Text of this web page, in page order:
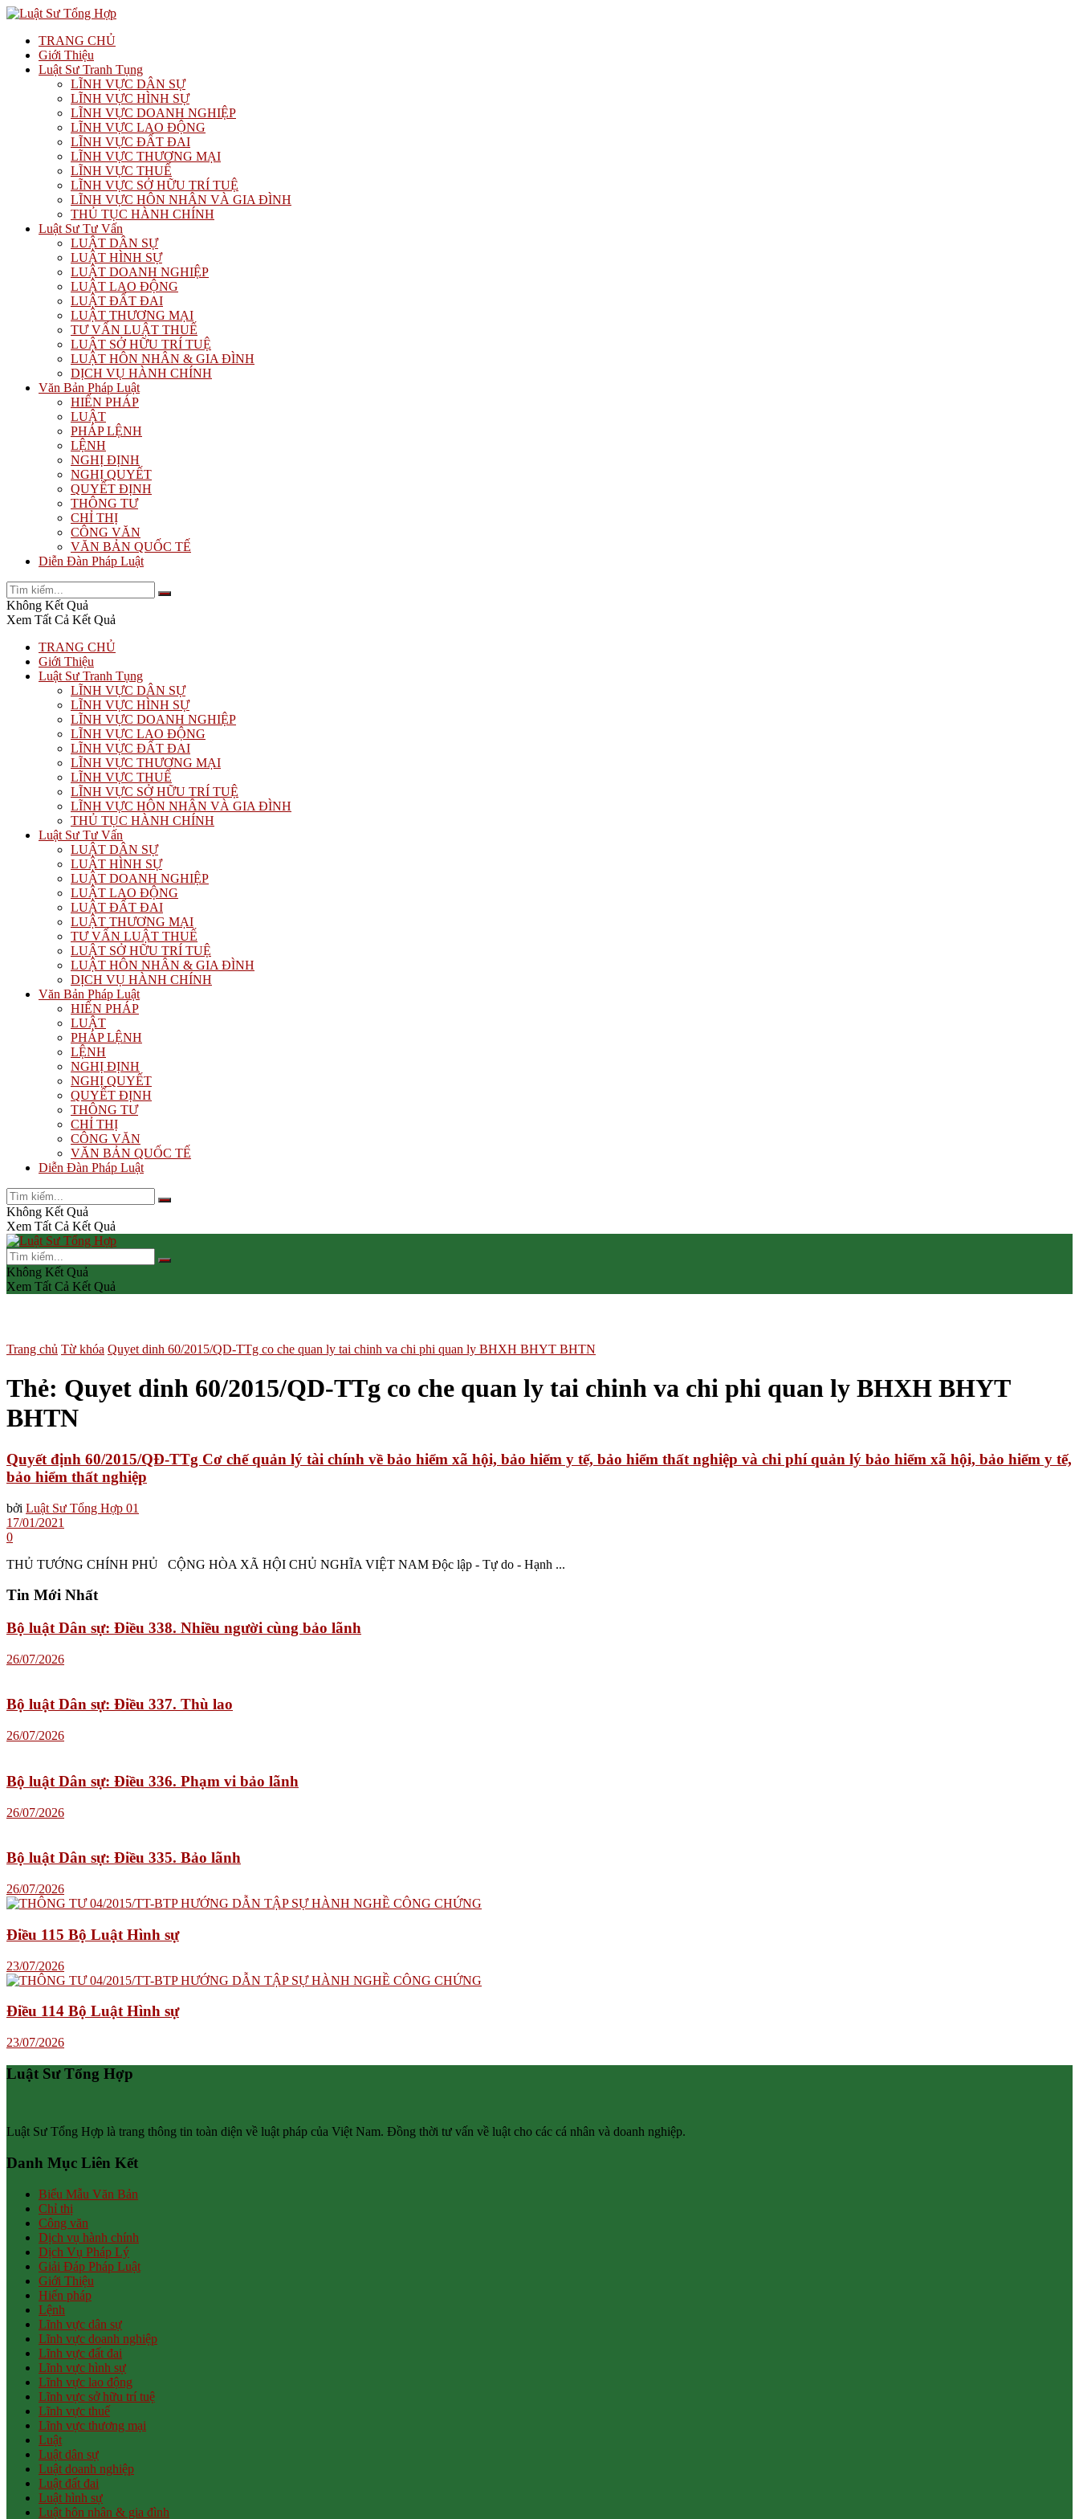
TRANG CHỦ
Giới Thiệu
Luật Sư Tranh Tụng
LĨNH VỰC DÂN SỰ
LĨNH VỰC HÌNH SỰ
LĨNH VỰC DOANH NGHIỆP
LĨNH VỰC LAO ĐỘNG
LĨNH VỰC ĐẤT ĐAI
LĨNH VỰC THƯƠNG MẠI
LĨNH VỰC THUẾ
LĨNH VỰC SỞ HỮU TRÍ TUỆ
LĨNH VỰC HÔN NHÂN VÀ GIA ĐÌNH
THỦ TỤC HÀNH CHÍNH
Luật Sư Tư Vấn
LUẬT DÂN SỰ
LUẬT HÌNH SỰ
LUẬT DOANH NGHIỆP
LUẬT LAO ĐỘNG
LUẬT ĐẤT ĐAI
LUẬT THƯƠNG MẠI
TƯ VẤN LUẬT THUẾ
LUẬT SỞ HỮU TRÍ TUỆ
LUẬT HÔN NHÂN & GIA ĐÌNH
DỊCH VỤ HÀNH CHÍNH
Văn Bản Pháp Luật
HIẾN PHÁP
LUẬT
PHÁP LỆNH
LỆNH
NGHỊ ĐỊNH
NGHỊ QUYẾT
QUYẾT ĐỊNH
THÔNG TƯ
CHỈ THỊ
CÔNG VĂN
VĂN BẢN QUỐC TẾ
Diễn Đàn Pháp Luật
Không Kết Quả
Xem Tất Cả Kết Quả
TRANG CHỦ
Giới Thiệu
Luật Sư Tranh Tụng
LĨNH VỰC DÂN SỰ
LĨNH VỰC HÌNH SỰ
LĨNH VỰC DOANH NGHIỆP
LĨNH VỰC LAO ĐỘNG
LĨNH VỰC ĐẤT ĐAI
LĨNH VỰC THƯƠNG MẠI
LĨNH VỰC THUẾ
LĨNH VỰC SỞ HỮU TRÍ TUỆ
LĨNH VỰC HÔN NHÂN VÀ GIA ĐÌNH
THỦ TỤC HÀNH CHÍNH
Luật Sư Tư Vấn
LUẬT DÂN SỰ
LUẬT HÌNH SỰ
LUẬT DOANH NGHIỆP
LUẬT LAO ĐỘNG
LUẬT ĐẤT ĐAI
LUẬT THƯƠNG MẠI
TƯ VẤN LUẬT THUẾ
LUẬT SỞ HỮU TRÍ TUỆ
LUẬT HÔN NHÂN & GIA ĐÌNH
DỊCH VỤ HÀNH CHÍNH
Văn Bản Pháp Luật
HIẾN PHÁP
LUẬT
PHÁP LỆNH
LỆNH
NGHỊ ĐỊNH
NGHỊ QUYẾT
QUYẾT ĐỊNH
THÔNG TƯ
CHỈ THỊ
CÔNG VĂN
VĂN BẢN QUỐC TẾ
Diễn Đàn Pháp Luật
Không Kết Quả
Xem Tất Cả Kết Quả
Không Kết Quả
Xem Tất Cả Kết Quả
Trang chủ Từ khóa Quyet dinh 60/2015/QD-TTg co che quan ly tai chinh va chi phi quan ly BHXH BHYT BHTN
Thẻ: Quyet dinh 60/2015/QD-TTg co che quan ly tai chinh va chi phi quan ly BHXH BHYT
BHTN
Quyết định 60/2015/QĐ-TTg Cơ chế quản lý tài chính về bảo hiểm xã hội, bảo hiểm y tế, bảo hiểm thất nghiệp và chi phí quản lý bảo hiểm xã hội, bảo hiểm y tế,
bảo hiểm thất nghiệp
bởi Luật Sư Tổng Hợp 01
17/01/2021
0
THỦ TƯỚNG CHÍNH PHỦ CỘNG HÒA XÃ HỘI CHỦ NGHĨA VIỆT NAM Độc lập - Tự do - Hạnh ...
Tin Mới Nhất
Bộ luật Dân sự: Điều 338. Nhiều người cùng bảo lãnh
26/07/2026
Bộ luật Dân sự: Điều 337. Thù lao
26/07/2026
Bộ luật Dân sự: Điều 336. Phạm vi bảo lãnh
26/07/2026
Bộ luật Dân sự: Điều 335. Bảo lãnh
26/07/2026
Điều 115 Bộ Luật Hình sự
23/07/2026
Điều 114 Bộ Luật Hình sự
23/07/2026
Luật Sư Tổng Hợp
Luật Sư Tổng Hợp là trang thông tin toàn diện về luật pháp của Việt Nam. Đồng thời tư vấn về luật cho các cá nhân và doanh nghiệp.
Danh Mục Liên Kết
Biểu Mẫu Văn Bản
Chỉ thị
Công văn
Dịch vụ hành chính
Dịch Vụ Pháp Lý
Giải Đáp Pháp Luật
Giới Thiệu
Hiến pháp
Lệnh
Lĩnh vực dân sự
Lĩnh vực doanh nghiệp
Lĩnh vực đất đai
Lĩnh vực hình sự
Lĩnh vực lao động
Lĩnh vực sở hữu trí tuệ
Lĩnh vực thuế
Lĩnh vực thương mại
Luật
Luật dân sự
Luật doanh nghiệp
Luật đất đai
Luật hình sự
Luật hôn nhân & gia đình